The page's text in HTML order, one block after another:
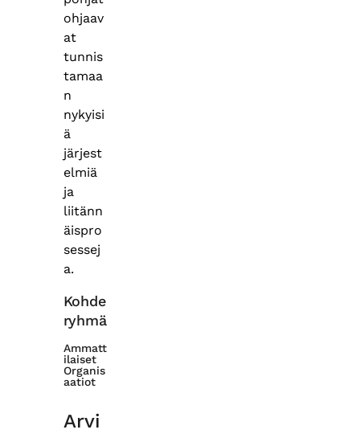
ohjaav
at
tunnis
tamaa
n
nykyisi
ä
järjest
elmiä
ja
liitänn
äispro
sessej
a.
Kohde
ryhmä
Ammatt
ilaiset
Organis
aatiot
Arvi